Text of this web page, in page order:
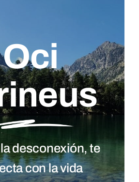
Oci
desconexión, te
con la vida